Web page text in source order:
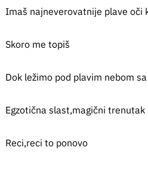
Imaš najneverovatnije plave oči
Skoro me topiš
Dok ležimo pod plavim nebom
Egzotična slast,magični trenutak
Reci,reci to ponovo